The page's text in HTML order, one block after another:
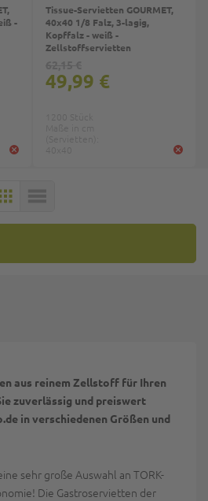
-
Tissue-Servietten GOURMET,
40x40 1/8 Falz, 3-lagig,
Kopffalz - weiß -
Zellstoffservietten
49,99 €
KACHELN
aus reinem Zellstoff für Ihren
zuverlässig und preiswert
in verschiedenen Größen und
sehr große Auswahl an TORK-
Die Gastroservietten der